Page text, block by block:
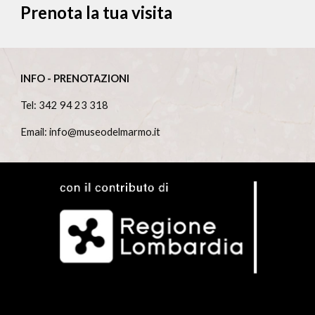
Prenota la tua visita
INFO - PRENOTAZIONI
Tel: 342 94 23 318
Email: info@museodelmarmo.it